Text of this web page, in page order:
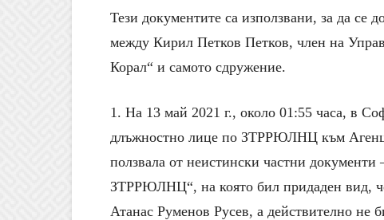
Тези документите са използвани, за да се
между Кирил Петков Петков, член на
Корал“ и самото сдружение.
1. На 13 май 2021 г., около 01:55 часа, в
длъжностно лице по ЗТРРЮЛНЦ към
ползвала от неистински частни
ЗТРРЮЛНЦ“, на която бил придаден вид,
Атанас Руменов Русев, а действително не